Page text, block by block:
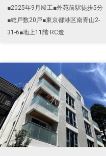
■2025年9月竣工■外苑前駅徒歩5分
■総戸数20戸■東京都港区南青山2-
31-6■地上11階 RC造